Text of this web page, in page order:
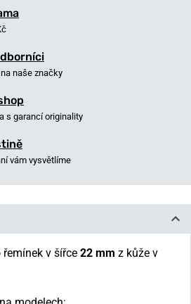
naše značky
s garancí originality
vám vysvětlíme
v šířce 22 mm z kůže v